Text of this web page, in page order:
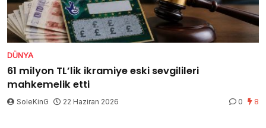
DÜNYA
61 milyon TL’lik ikramiye eski sevgilileri
mahkemelik etti
SoleKinG 22 Haziran 2026 0 8